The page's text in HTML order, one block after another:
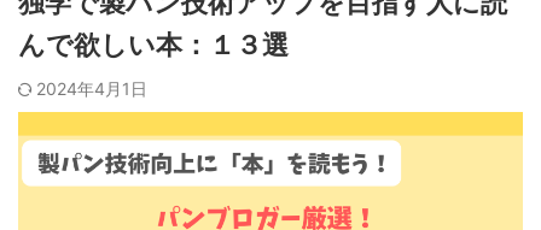
んで欲しい本：１３選
2024年4月1日